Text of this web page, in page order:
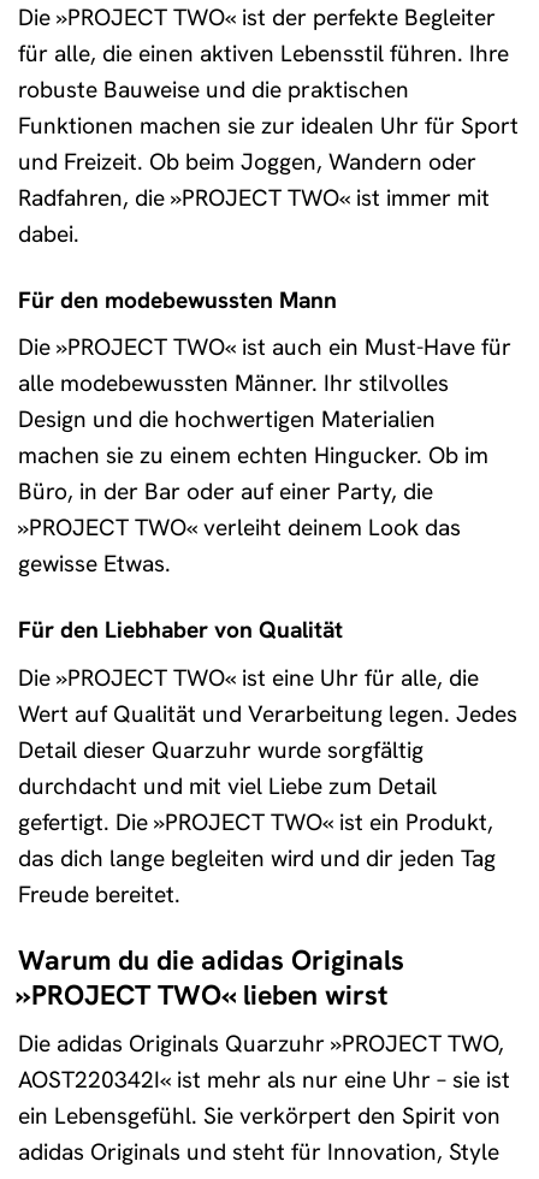
Die »PROJECT TWO« ist der perfekte Begleiter
für alle, die einen aktiven Lebensstil führen. Ihre
robuste Bauweise und die praktischen
Funktionen machen sie zur idealen Uhr für Sport
und Freizeit. Ob beim Joggen, Wandern oder
Radfahren, die »PROJECT TWO« ist immer mit
dabei.
Für den modebewussten Mann
Die »PROJECT TWO« ist auch ein Must-Have für
alle modebewussten Männer. Ihr stilvolles
Design und die hochwertigen Materialien
machen sie zu einem echten Hingucker. Ob im
Büro, in der Bar oder auf einer Party, die
»PROJECT TWO« verleiht deinem Look das
gewisse Etwas.
Für den Liebhaber von Qualität
Die »PROJECT TWO« ist eine Uhr für alle, die
Wert auf Qualität und Verarbeitung legen. Jedes
Detail dieser Quarzuhr wurde sorgfältig
durchdacht und mit viel Liebe zum Detail
gefertigt. Die »PROJECT TWO« ist ein Produkt,
das dich lange begleiten wird und dir jeden Tag
Freude bereitet.
Warum du die adidas Originals
»PROJECT TWO« lieben wirst
Die adidas Originals Quarzuhr »PROJECT TWO,
AOST220342I« ist mehr als nur eine Uhr – sie ist
ein Lebensgefühl. Sie verkörpert den Spirit von
adidas Originals und steht für Innovation, Style